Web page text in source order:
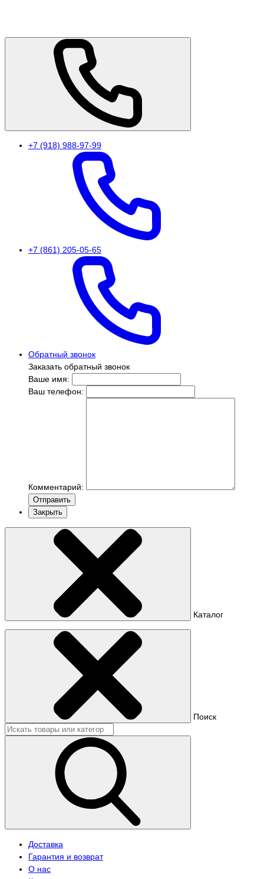
+7 (918) 988-97-99
+7 (861) 205-05-65
Обратный звонок
Заказать обратный звонок
Ваше имя:
Ваш телефон:
Комментарий:
Отправить
Закрыть
Каталог
Поиск
Доставка
Гарантия и возврат
О нас